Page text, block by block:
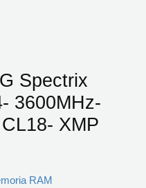
Spectrix
3600MHz-
XMP
RAM